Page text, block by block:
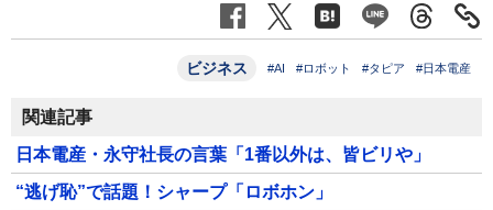
ビジネス #AI #ロボット #タピア #日本電産
関連記事
日本電産・永守社長の言葉「1番以外は、皆ビリや」
“逃げ恥”で話題！シャープ「ロボホン」